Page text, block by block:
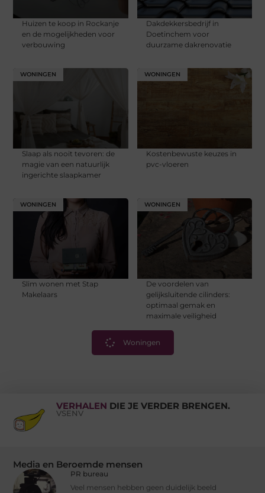
Huizen te koop in Rockanje
en de mogelijkheden voor
verbouwing
Dakdekkersbedrijf in
Doetinchem voor
duurzame dakrenovatie
WONINGEN
Slaap als nooit tevoren: de
magie van een natuurlijk
ingerichte slaapkamer
WONINGEN
Kostenbewuste keuzes in
pvc-vloeren
WONINGEN
Slim wonen met Stap
Makelaars
WONINGEN
De voordelen van
gelijksluitende cilinders:
optimaal gemak en
maximale veiligheid
Woningen
VERHALEN DIE JE VERDER BRENGEN.
VSENV
Media en Beroemde mensen
PR bureau
Veel mensen hebben geen duidelijk beeld